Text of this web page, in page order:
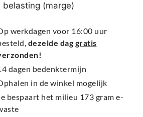
belasting (marge)
werkdagen voor 16:00 uur
dezelde dag gratis
dagen bedenktermijn
in de winkel mogelijk
bespaart het milieu 173 gram e-